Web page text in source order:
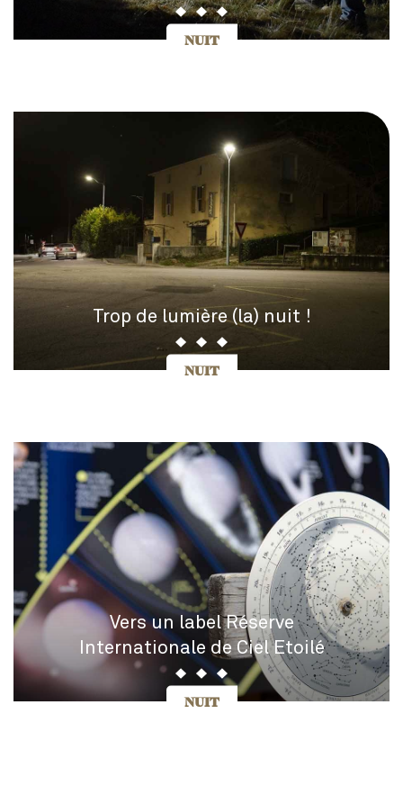
NUIT
Trop de lumière (la) nuit !
NUIT
Vers un label Réserve
Internationale de Ciel Etoilé
NUIT